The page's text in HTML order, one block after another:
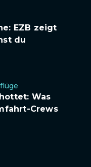
EZB zeigt
du
Was
Crews